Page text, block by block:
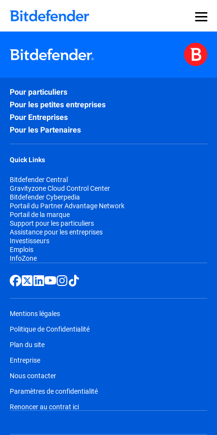
Souveraineté des données en cybersécurité : webinaire
en direct, le 30 juillet .Inscrivez-vous >>
Pour particuliers
Pour les petites entreprises
Pour Entreprises
Pour les Partenaires
Quick Links
Bitdefender Central
Gravityzone Cloud Control Center
Bitdefender Cyberpedia
Portail du Partner Advantage Network
Portail de la marque
Support pour les particuliers
Assistance pour les entreprises
Investisseurs
Emplois
InfoZone
Mentions légales
Politique de Confidentialité
Plan du site
Entreprise
Nous contacter
Paramètres de confidentialité
Renoncer au contrat ici